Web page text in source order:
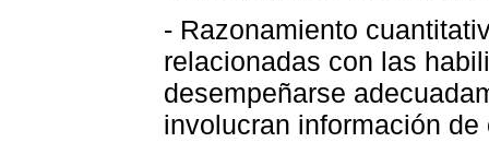
- Razonamiento
relacionadas con las
desempeñarse
involucran información